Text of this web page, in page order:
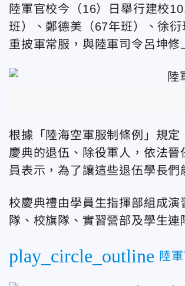
陸軍官校今（16）日舉行建校
班）、鄭德美（67年班）、徐
重披軍常服，與陸軍司令呂坤
根據「陸海空軍服制條例」規
慶典的退伍、除役軍人，依法
員表示，為了讓這些退伍學長
校慶典禮由學員生指揮部組成
隊、校旗隊、實習營部及學生
play_circle_outline 陸